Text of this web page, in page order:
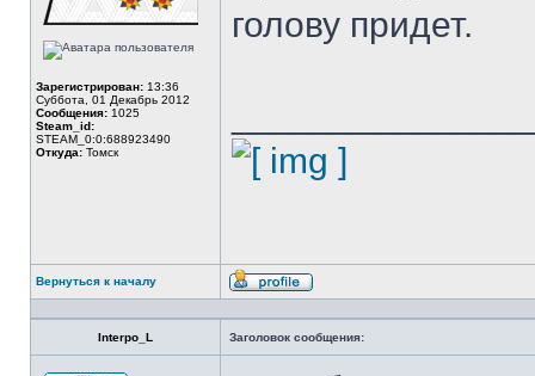
Зарегистрирован: 13:36
Суббота, 01 Декабрь 2012
Сообщения: 1025
Steam_id:
STEAM_0:0:688923490
Откуда: Томск
голову придет.
Вернуться к началу
Профиль
Interpo_L Заголовок сообщения: